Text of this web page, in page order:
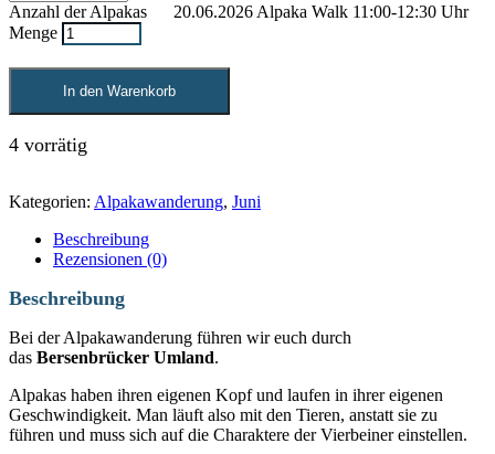
4 vorrätig
20.06.2026 Alpaka Walk 11:00-12:30 Uhr
Menge
In den Warenkorb
Kategorien: Alpakawanderung, Juni
Beschreibung
Rezensionen (0)
Beschreibung
Bei der Alpakawanderung führen wir euch durch
das Bersenbrücker Umland.
Alpakas haben ihren eigenen Kopf und laufen in ihrer eigenen
Geschwindigkeit. Man läuft also mit den Tieren, anstatt sie zu
führen und muss sich auf die Charaktere der Vierbeiner einstellen.